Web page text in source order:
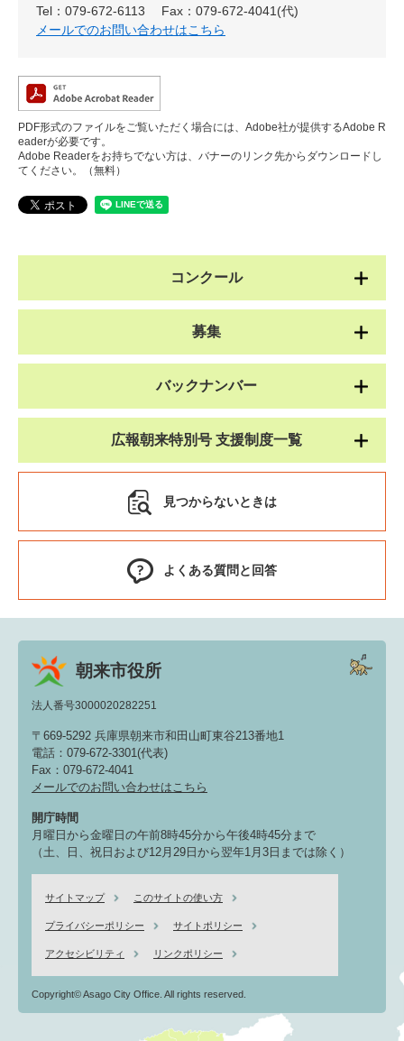
Tel：079-672-6113
Fax：079-672-4041(代)
メールでのお問い合わせはこちら
PDF形式のファイルをご覧いただく場合には、Adobe社が提供するAdobe R
eaderが必要です。
Adobe Readerをお持ちでない方は、バナーのリンク先からダウンロードし
てください。（無料）
コンクール
募集
バックナンバー
広報朝来特別号 支援制度一覧
見つからないときは
よくある質問と回答
朝来市役所
法人番号3000020282251
〒669-5292 兵庫県朝来市和田山町東谷213番地1
電話：079-672-3301(代表)
Fax：079-672-4041
メールでのお問い合わせはこちら
開庁時間
月曜日から金曜日の午前8時45分から午後4時45分まで
（土、日、祝日および12月29日から翌年1月3日までは除く）
サイトマップ このサイトの使い方
プライバシーポリシー サイトポリシー
アクセシビリティ リンクポリシー
Copyright© Asago City Office. All rights reserved.